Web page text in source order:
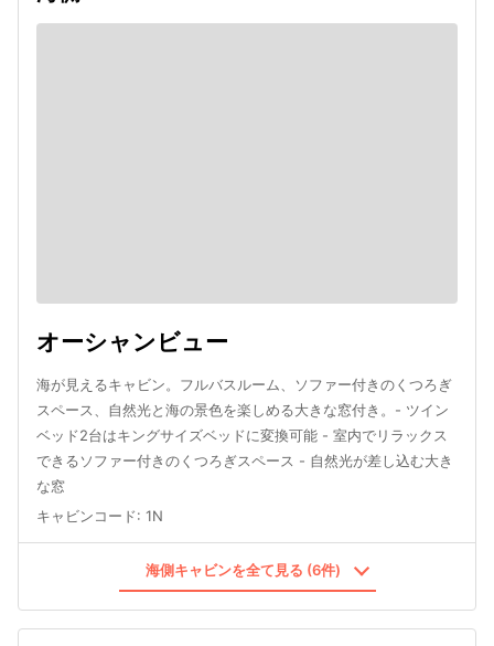
オーシャンビュー
海が見えるキャビン。フルバスルーム、ソファー付きのくつろぎ
スペース、自然光と海の景色を楽しめる大きな窓付き。- ツイン
ベッド2台はキングサイズベッドに変換可能 - 室内でリラックス
できるソファー付きのくつろぎスペース - 自然光が差し込む大き
な窓
キャビンコード: 1N
海側キャビンを全て見る (6件)